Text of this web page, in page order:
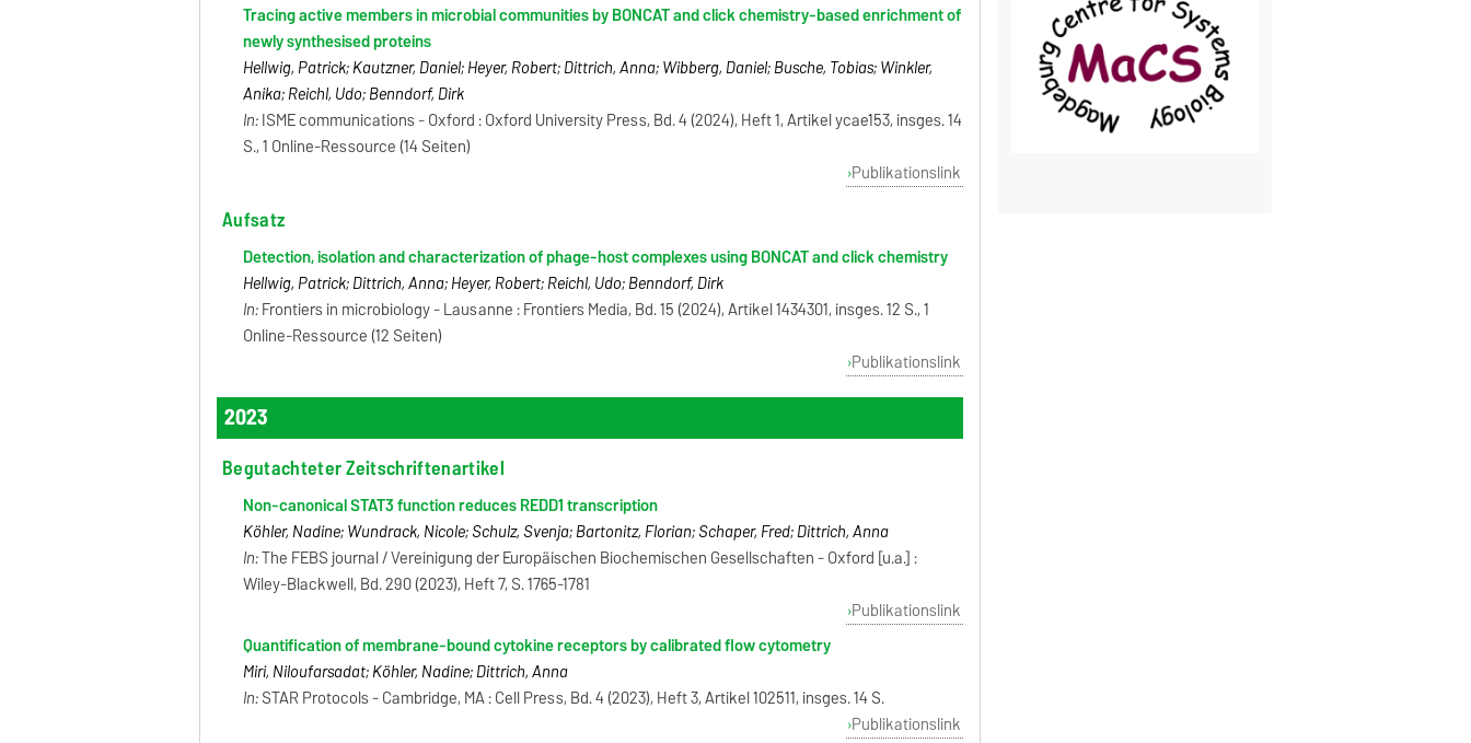
Tracing active members in microbial communities by BONCAT and click chemistry-based enrichment of
newly synthesised proteins
Hellwig, Patrick; Kautzner, Daniel; Heyer, Robert; Dittrich, Anna; Wibberg, Daniel; Busche, Tobias; Winkler,
Anika; Reichl, Udo; Benndorf, Dirk
In:ISME communications - Oxford : Oxford University Press, Bd. 4 (2024), Heft 1, Artikel ycae153, insges. 14
S., 1 Online-Ressource (14 Seiten)
Publikationslink
Aufsatz
Detection, isolation and characterization of phage-host complexes using BONCAT and click chemistry
Hellwig, Patrick; Dittrich, Anna; Heyer, Robert; Reichl, Udo; Benndorf, Dirk
In:Frontiers in microbiology - Lausanne : Frontiers Media, Bd. 15 (2024), Artikel 1434301, insges. 12 S., 1
Online-Ressource (12 Seiten)
Publikationslink
2023
Begutachteter Zeitschriftenartikel
Non-canonical STAT3 function reduces REDD1 transcription
Köhler, Nadine; Wundrack, Nicole; Schulz, Svenja; Bartonitz, Florian; Schaper, Fred; Dittrich, Anna
In:The FEBS journal / Vereinigung der Europäischen Biochemischen Gesellschaften - Oxford [u.a.] :
Wiley-Blackwell, Bd. 290 (2023), Heft 7, S. 1765-1781
Publikationslink
Quantification of membrane-bound cytokine receptors by calibrated flow cytometry
Miri, Niloufarsadat; Köhler, Nadine; Dittrich, Anna
In:STAR Protocols - Cambridge, MA : Cell Press, Bd. 4 (2023), Heft 3, Artikel 102511, insges. 14 S.
Publikationslink